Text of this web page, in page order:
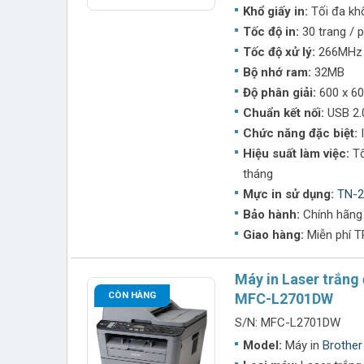
Chế độ bảo hành chính hãng, giúp khách
Ứng dụng của mực in Brother TN-2385
Mực TN-2385 phù hợp với nhiều nhu cầu in ấn
Văn phòng, doanh nghiệp : In hợp đồng, tài
Trường học, trung tâm đào tạo: In giáo án,
Cửa hàng, hộ kinh doanh: In hóa đơn, phiếu
: In tài liệu học tập, văn
Hướng dẫn sử dụng và bảo quản
Sử dụng mực in TN-2385 đúng với dòng
nơi khô ráo, thoáng mát
Thông tin liên hệ
Nếu bạn cần muamực in Brother TN-2385
các đơn vị phân phối uy tín để được hỗ trợ tốt
Khổ giấy in: Tối đa
Tốc độ in: 30 trang /
Tốc độ xử lý: 266MHz
Bộ nhớ ram: 32MB
Độ phân giải: 600 x
Chuẩn kết nối: USB
Chức năng đặc biệt:
Hiệu suất làm việc:
tháng
Mực in sử dụng: TN-
Bảo hành: Chính
Giao hàng: Miễn phí
CÒN HÀNG
Máy in Laser
MFC-L2701DW
S/N: MFC-L2701DW
Model: Máy in